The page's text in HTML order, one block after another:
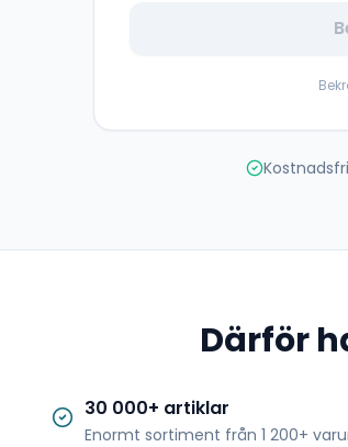
Därför
30 000+ artiklar
Enormt sortiment från 1 200+